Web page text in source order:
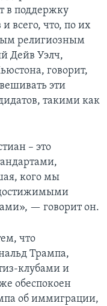
в поддержку
всего, что, по их
религиозным
Дейв Уэлч,
говорит,
эти
такими как
– это
кого мы
— говорит он.
что
Трампа,
клубами и
обеспокоен
об иммиграции,